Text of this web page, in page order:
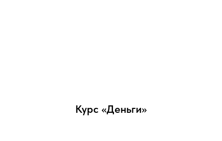
Курс «Деньги»